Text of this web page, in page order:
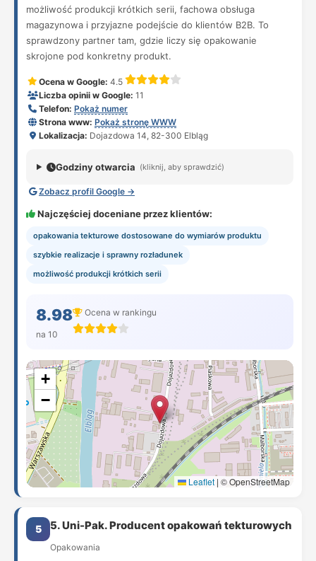
możliwość produkcji krótkich serii, fachowa obsługa
magazynowa i przyjazne podejście do klientów B2B. To
sprawdzony partner tam, gdzie liczy się opakowanie
skrojone pod konkretny produkt.
Ocena w Google: 4.5
Liczba opinii w Google: 11
Telefon: Pokaż numer
Strona www: Pokaż stronę WWW
Lokalizacja: Dojazdowa 14, 82-300 Elbląg
Godziny otwarcia (kliknij, aby sprawdzić)
Zobacz profil Google →
Najczęściej doceniane przez klientów:
opakowania tekturowe dostosowane do wymiarów produktu
szybkie realizacje i sprawny rozładunek
możliwość produkcji krótkich serii
8.98
na 10
Ocena w rankingu
+
−
Leaflet | © OpenStreetMap
5 5. Uni-Pak. Producent opakowań tekturowych
Opakowania